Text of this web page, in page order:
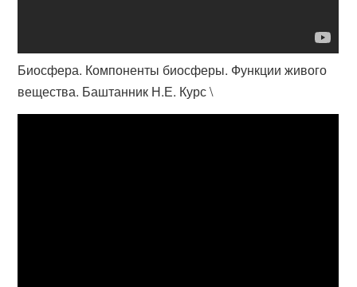
Биосфера. Компоненты биосферы. Функции живого
вещества. Баштанник Н.Е. Курс \